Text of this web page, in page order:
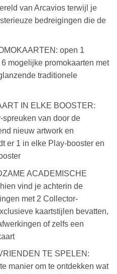
van Arcavios terwijl je
bedreigingen die de
open 1
mogelijke promokaarten met
traditionele
IN ELKE BOOSTER:
spreuken van door de
nieuw artwork en
er 1 in elke Play-booster en
ACADEMISCHE
vind je achterin de
met 2 Collector-
kaartstijlen bevatten,
of zelfs een
TE SPELEN:
manier om te ontdekken wat